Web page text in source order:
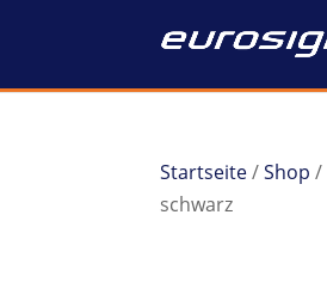
Startseite/Shop /
schwarz